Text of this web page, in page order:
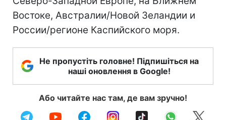
Востоке, Австралии/Новой Зеландии и
России/регионе Каспийского моря.
Не пропустіть головне! Підпишіться на
наші оновлення в Google!
Або читайте нас там, де вам зручно!